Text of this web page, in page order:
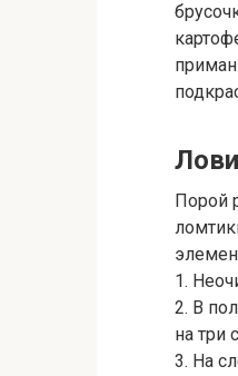
Порой
1.
2. В
на три
3. На